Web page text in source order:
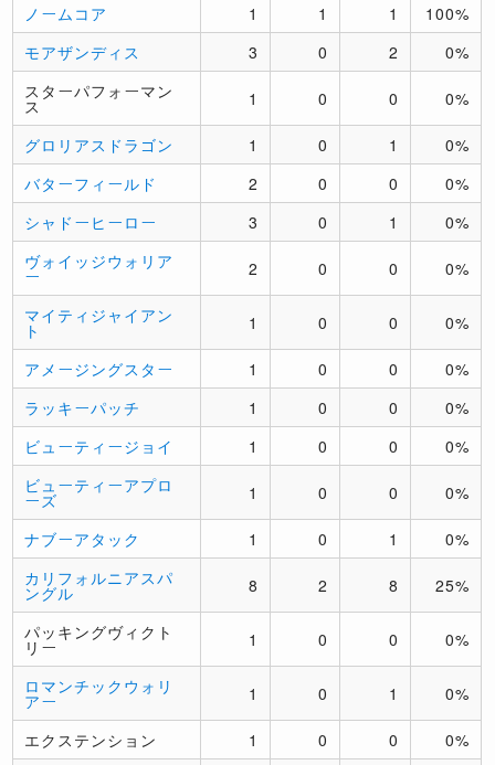
ノームコア
1 1 1
100%
モアザンディス
3 0 2
0%
スターパフォーマン
ス 1 0 0 0%
グロリアスドラゴン 1 0 1
0%
バターフィールド
2 0 0
0%
シャドーヒーロー
3 0 1
0%
ヴォイッジウォリア
ー 2 0 0 0%
マイティジャイアン
ト 1 0 0 0%
アメージングスター 1 0 0
0%
ラッキーパッチ
1 0 0
0%
ビューティージョイ
1 0 0
0%
ビューティーアプロ
ーズ 1 0 0 0%
ナブーアタック 1 0 1
0%
カリフォルニアスパ
ングル 8 2 8 25%
パッキングヴィクト
リー 1 0 0 0%
ロマンチックウォリ
アー 1 0 1 0%
エクステンション 1 0 0
0%